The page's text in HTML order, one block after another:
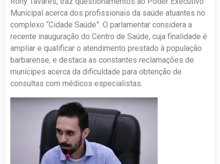
Municipal acerca dos profissionais da saúde atuantes no
complexo “Cidade Saúde”. O parlamentar considera a
recente inauguração do Centro de Saúde, cuja finalidade é
ampliar e qualificar o atendimento prestado à população
barbarense, e destaca as constantes reclamações de
munícipes acerca da dificuldade para obtenção de
consultas com médicos especialistas.